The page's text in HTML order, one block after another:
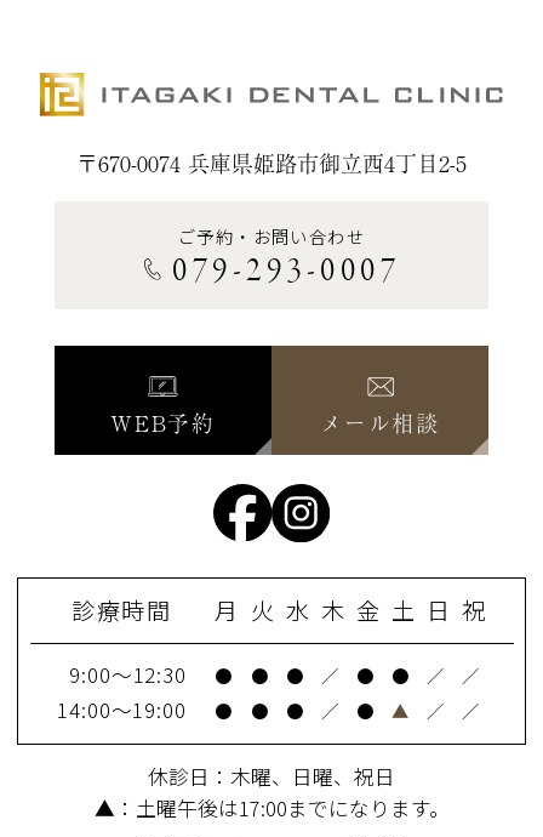
〒670-0074 兵庫県姫路市御立西4丁目2-5
ご予約・お問い合わせ
079-293-0007
WEB予約 メール相談
診療時間 月 火 水 木 金 土 日 祝
9:00～12:30 ● ● ● ／ ● ● ／ ／
14:00～19:00 ● ● ● ／ ● ▲ ／ ／
休診日：木曜、日曜、祝日
▲：土曜午後は17:00までになります。